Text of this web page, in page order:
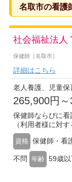
名取市の看護
社会福祉法人
保健師［名取市］
詳細はこちら
老人養護、児童保
265,900円
保健師ならびに看
（利用者様に対す
資格 保健師・看
不問 年齢 59歳